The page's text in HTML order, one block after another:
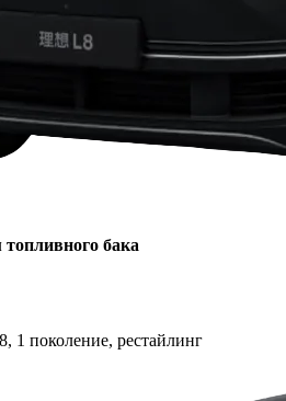
бака
1 поколение, рестайлинг